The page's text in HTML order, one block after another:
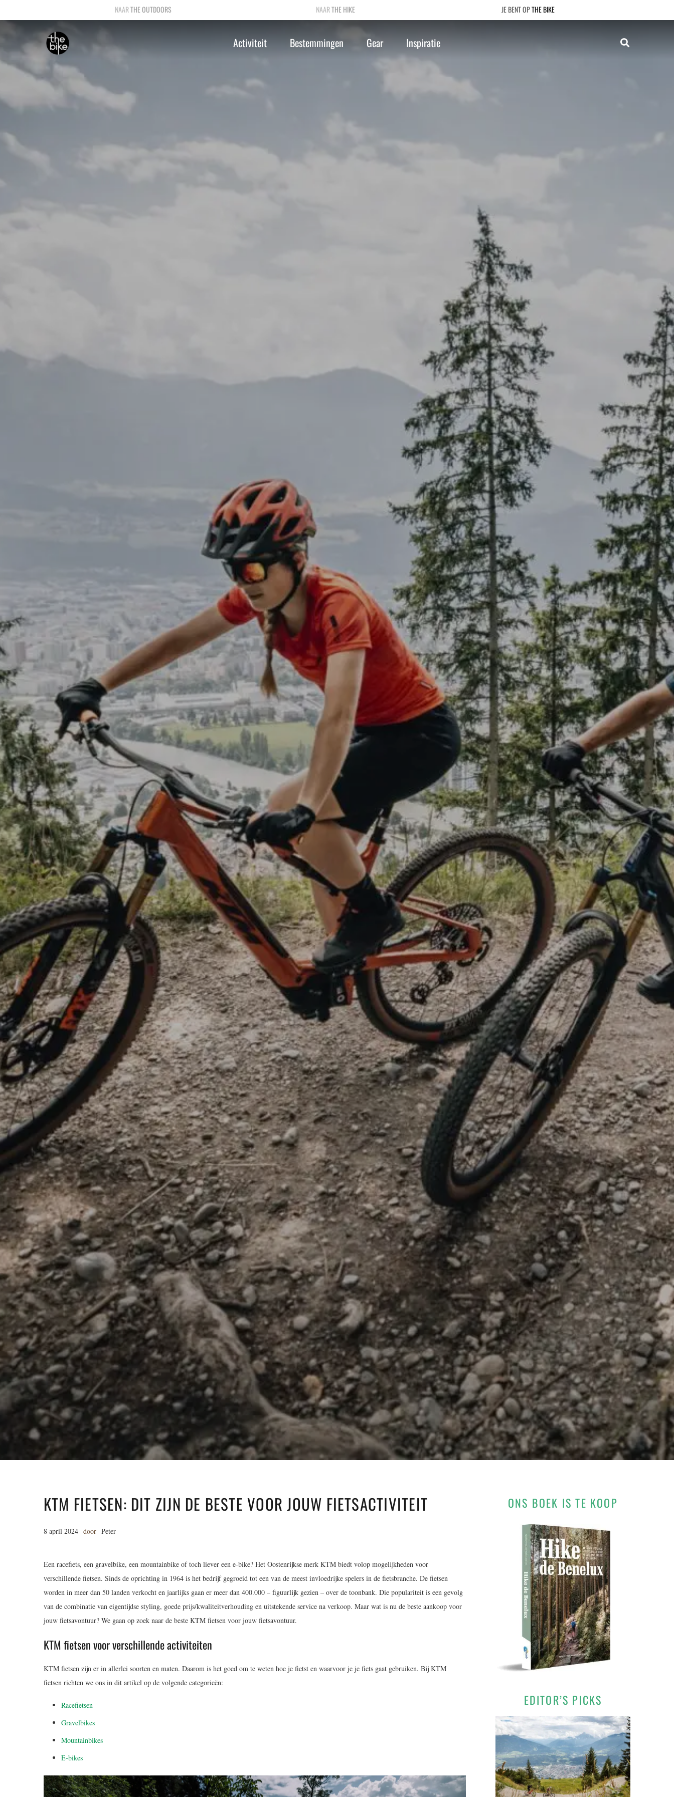
THE OUTDOORS THE HIKE THE BIKE
Activiteit Bestemmingen Gear Inspiratie
KTM FIETSEN: DIT ZIJN DE BESTE VOOR JOUW FIETSACTIVITEIT
8 april 2024 door Peter
Een racefiets, een gravelbike, een mountainbike of toch liever een e-bike? Het Oostenrijkse merk KTM biedt volop mogelijkheden voor
verschillende fietsen. Sinds de oprichting in 1964 is het bedrijf gegroeid tot een van de meest invloedrijke spelers in de fietsbranche. De fietsen
worden in meer dan 50 landen verkocht en jaarlijks gaan er meer dan 400.000 – figuurlijk gezien – over de toonbank. Die populariteit is een gevolg
van de combinatie van eigentijdse styling, goede prijs/kwaliteitverhouding en uitstekende service na verkoop. Maar wat is nu de beste aankoop voor
jouw fietsavontuur? We gaan op zoek naar de beste KTM fietsen voor jouw fietsavontuur.
KTM fietsen voor verschillende activiteiten
KTM fietsen zijn er in allerlei soorten en maten. Daarom is het goed om te weten hoe je fietst en waarvoor je je fiets gaat gebruiken. Bij KTM
fietsen richten we ons in dit artikel op de volgende categorieën:
Racefietsen
Gravelbikes
Mountainbikes
E-bikes
ONS BOEK IS TE KOOP
EDITOR’S PICKS